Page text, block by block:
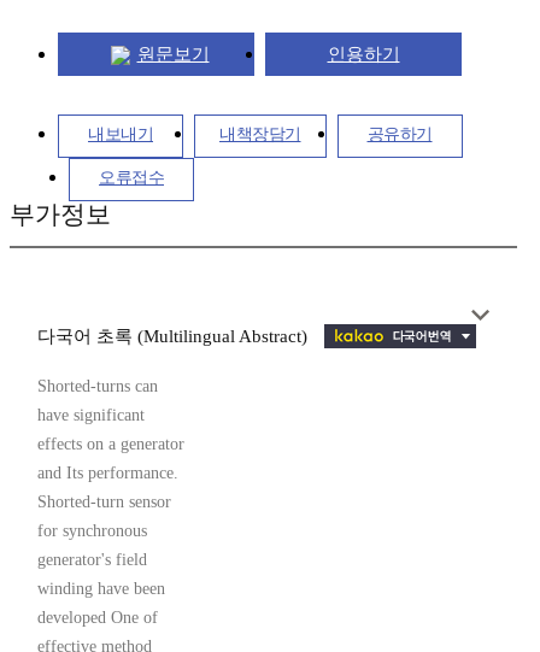
원문보기 인용하기
내보내기 내책장담기 공유하기
오류접수
부가정보
다국어 초록 (Multilingual Abstract)
Shorted-turns can
have significant
effects on a generator
and Its performance.
Shorted-turn sensor
for synchronous
generator's field
winding have been
developed One of
effective method